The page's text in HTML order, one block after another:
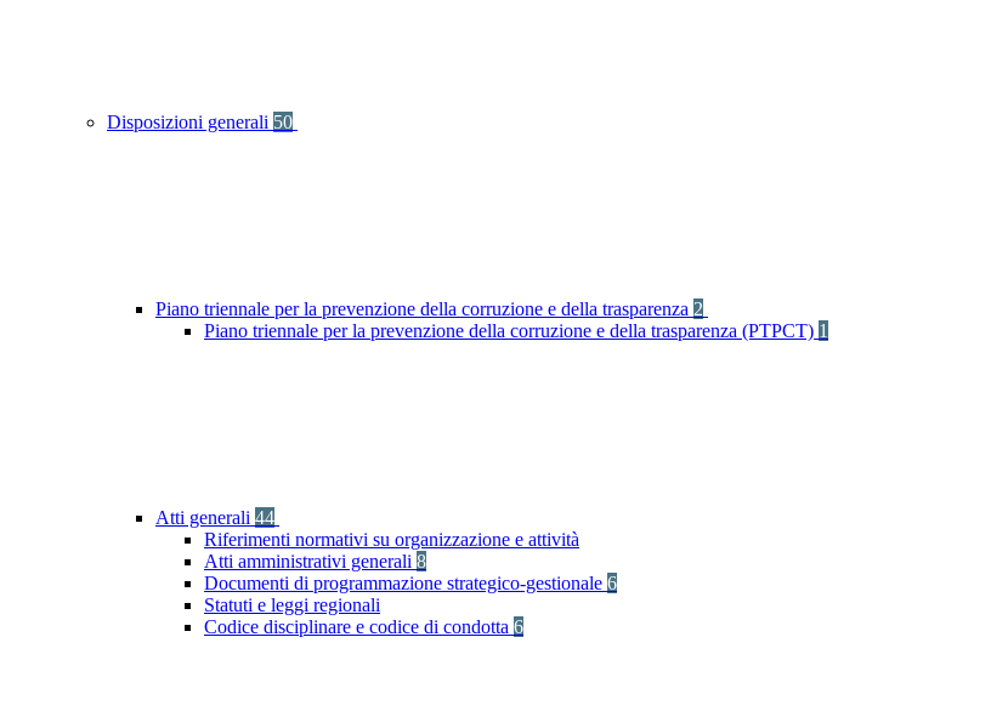
Disposizioni generali 50
Piano triennale per la prevenzione della corruzione e della trasparenza 2
Piano triennale per la prevenzione della corruzione e della trasparenza (PTPCT) 1
Atti generali 44
Riferimenti normativi su organizzazione e attività
Atti amministrativi generali 8
Documenti di programmazione strategico-gestionale 6
Statuti e leggi regionali
Codice disciplinare e codice di condotta 6